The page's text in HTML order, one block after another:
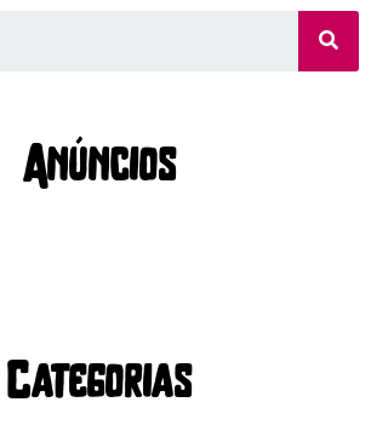
Anúncios
Categorias